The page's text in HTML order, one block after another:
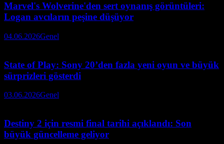
Marvel's Wolverine'den sert oynanış görüntüleri:
Logan avcıların peşine düşüyor
04.06.2026Genel
State of Play: Sony 20’den fazla yeni oyun ve büyük
sürprizleri gösterdi
03.06.2026Genel
Destiny 2 için resmi final tarihi açıklandı: Son
büyük güncelleme geliyor